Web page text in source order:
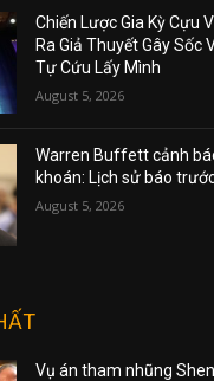
Chiến Lược Gia Kỳ Cựu
Ra Giả Thuyết Gây Sốc
Tự Cứu Lấy Mình
August 5, 2026
Warren Buffett cảnh
khoán: Lịch sử báo
August 5, 2026
Vụ án tham nhũng